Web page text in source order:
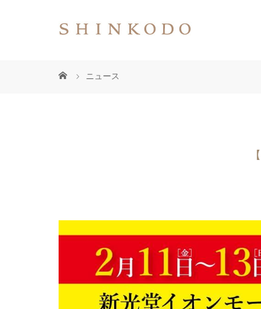
ニュース